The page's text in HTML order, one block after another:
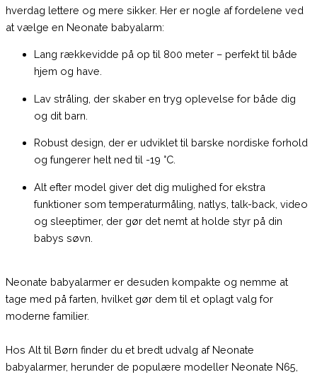
hverdag lettere og mere sikker. Her er nogle af fordelene ved
at vælge en Neonate babyalarm:
Lang rækkevidde på op til 800 meter – perfekt til både
hjem og have.
Lav stråling, der skaber en tryg oplevelse for både dig
og dit barn.
Robust design, der er udviklet til barske nordiske forhold
og fungerer helt ned til -19 °C.
Alt efter model giver det dig mulighed for ekstra
funktioner som temperaturmåling, natlys, talk-back, video
og sleeptimer, der gør det nemt at holde styr på din
babys søvn.
Neonate babyalarmer er desuden kompakte og nemme at
tage med på farten, hvilket gør dem til et oplagt valg for
moderne familier.
Hos Alt til Børn finder du et bredt udvalg af Neonate
babyalarmer, herunder de populære modeller Neonate N65,